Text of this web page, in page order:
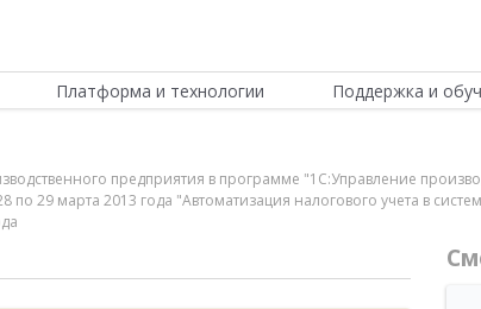
Платформа и технологии Поддержка и
предприятия в программе "1С:Управление
29 марта 2013 года "Автоматизация налогового учета в